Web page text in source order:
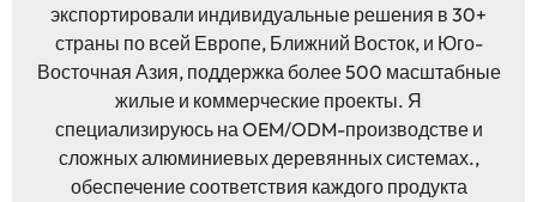
экспортировали индивидуальные решения в 30+
страны по всей Европе, Ближний Восток, и Юго-
Восточная Азия, поддержка более 500 масштабные
жилые и коммерческие проекты. Я
специализируюсь на OEM/ODM-производстве и
сложных алюминиевых деревянных системах.,
обеспечение соответствия каждого продукта